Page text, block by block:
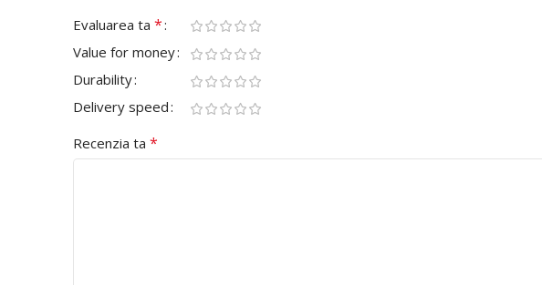
Evaluarea ta *
Value for money
Durability
Delivery speed
Recenzia ta *